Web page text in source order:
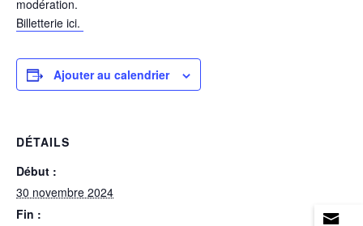
modération.
Billetterie ici.
Ajouter au calendrier
DÉTAILS
Début :
30 novembre 2024
Fin :